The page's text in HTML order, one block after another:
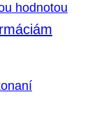
hodnotou